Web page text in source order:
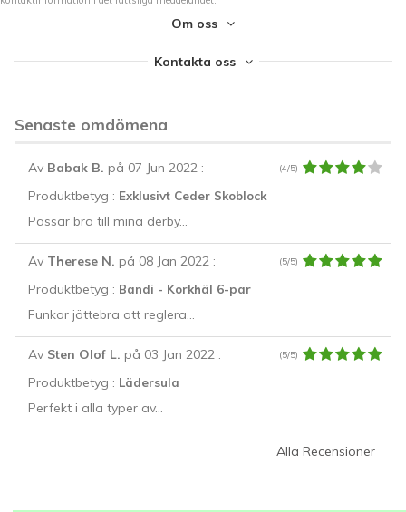
Om oss
Kontakta oss
Senaste omdömena
Av Babak B. på 07 Jun 2022: (4/5)
Produktbetyg : Exklusivt Ceder Skoblock
Passar bra till mina derby...
Av Therese N. på 08 Jan 2022: (5/5)
Produktbetyg : Bandi - Korkhäl 6-par
Funkar jättebra att reglera...
Av Sten Olof L. på 03 Jan 2022: (5/5)
Produktbetyg : Lädersula
Perfekt i alla typer av...
Alla Recensioner